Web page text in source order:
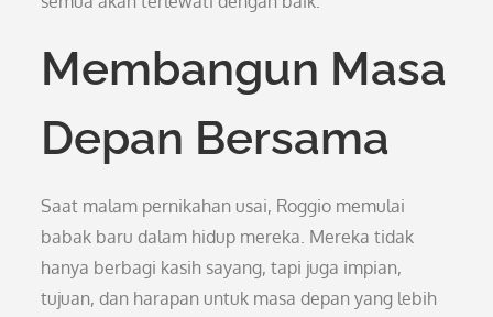
Membangun Masa
Depan Bersama
Saat malam pernikahan usai, Roggio memulai
babak baru dalam hidup mereka. Mereka tidak
hanya berbagi kasih sayang, tapi juga impian,
tujuan, dan harapan untuk masa depan yang lebih